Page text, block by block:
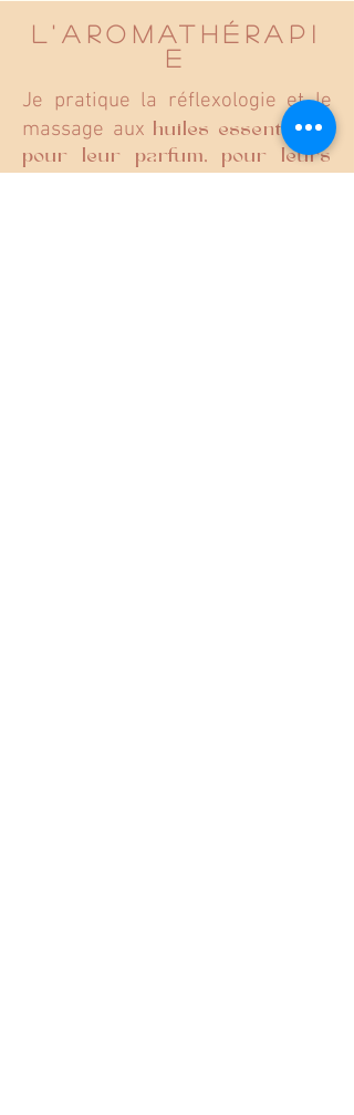
L'aromathérapi
e
Je pratique la réflexologie et le
massage aux huiles essentielles
pour leur parfum, pour leurs